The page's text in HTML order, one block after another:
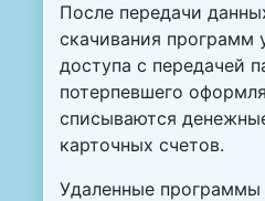
После передачи
скачивания программ
доступа с передачей
потерпевшего
списываются
карточных счетов.
Удаленные программы